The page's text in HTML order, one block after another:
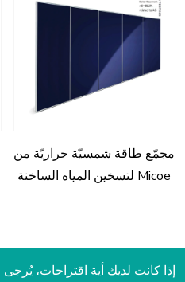
مجمّع طاقة شمسيّة حراريّة من
Micoe لتسخين المياه الساخنة
إذا كانت لديك أية اقتراحات، يُرجى